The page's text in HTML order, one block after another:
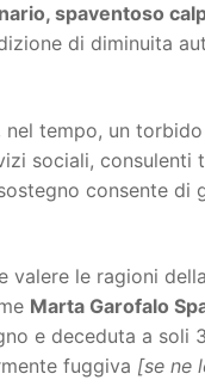
spaventoso
di diminuita
tempo, un
sociali,
consente di
valere le ragioni
Marta Garofalo
e deceduta a soli
fuggiva [se ne